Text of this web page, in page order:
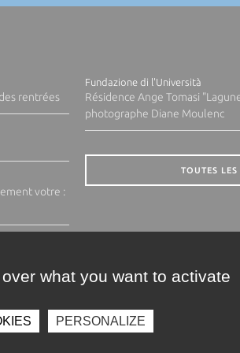
rentrées
votre :
Fundazione di l'Università
Résidence Ange Tomasi
photographe Diane Moulenc
TOUTES LES
what you want to activate
PERSONALIZE